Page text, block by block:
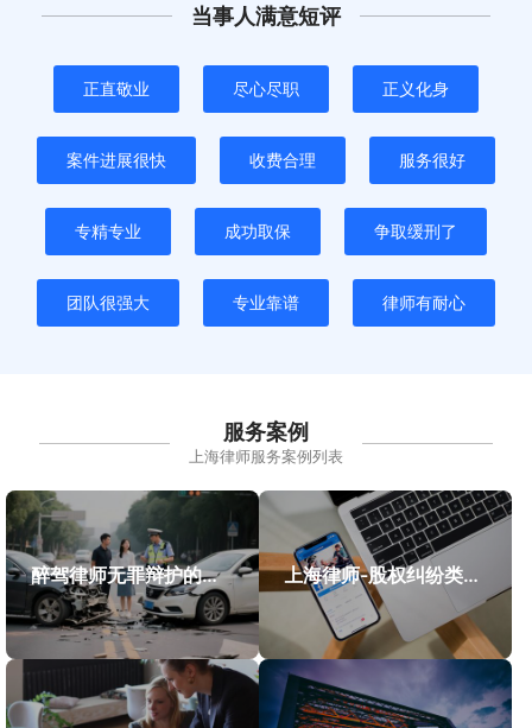
当事人满意短评
正直敬业 尽心尽职 正义化身
案件进展很快 收费合理 服务很好
专精专业 成功取保 争取缓刑了
团队很强大 专业靠谱 律师有耐心
服务案例
上海律师服务案例列表
醉驾律师无罪辩护的成功案例 上海律师-股权纠纷类案件案例